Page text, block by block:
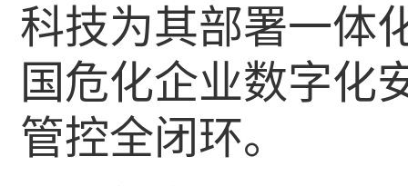
科技为其部署一体
国危化企业数字化
管控全闭环。